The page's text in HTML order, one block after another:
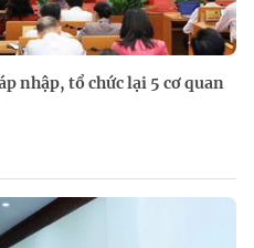
nhập, tổ chức lại 5 cơ quan